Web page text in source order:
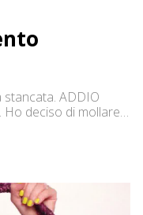
stancata. ADDIO
Ho deciso di mollare